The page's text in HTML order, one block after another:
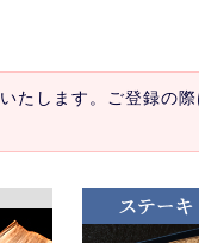
たします。ご登録の